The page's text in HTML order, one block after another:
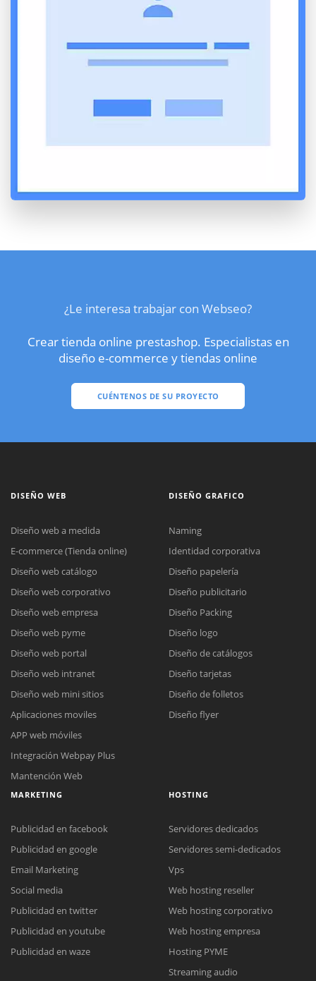
¿Le interesa trabajar con Webseo?
Crear tienda online prestashop. Especialistas en
diseño e-commerce y tiendas online
CUÉNTENOS DE SU PROYECTO
Reunión online
Meet para la reunión online.
Cotización
Chat Online
Todos nuestros ejecutivos están fuera de línea. Complete el formulario
DISEÑO WEB
Diseño web a medida
E-commerce (Tienda online)
Diseño web catálogo
Diseño web corporativo
Diseño web empresa
Diseño web pyme
Diseño web portal
Diseño web intranet
Diseño web mini sitios
Aplicaciones moviles
APP web móviles
Integración Webpay Plus
Mantención Web
DISEÑO GRAFICO
Naming
Identidad corporativa
Diseño papelería
Diseño publicitario
Diseño Packing
Diseño logo
Diseño de catálogos
Diseño tarjetas
Diseño de folletos
Diseño flyer
MARKETING
Publicidad en facebook
Publicidad en google
Email Marketing
Social media
Publicidad en twitter
Publicidad en youtube
Publicidad en waze
HOSTING
Servidores dedicados
Servidores semi-dedicados
Vps
Web hosting reseller
Web hosting corporativo
Web hosting empresa
Hosting PYME
Streaming audio